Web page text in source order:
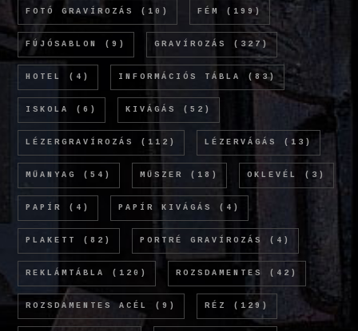
FOTÓ GRAVÍROZÁS (10) FÉM (199)
FÚJÓSABLON (9) GRAVÍROZÁS (327)
HOTEL (4) INFORMÁCIÓS TÁBLA (83)
ISKOLA (6) KIVÁGÁS (52)
LÉZERGRAVÍROZÁS (112) LÉZERVÁGÁS (13)
MŰANYAG (54) MŰSZER (18) OKLEVÉL (3)
PAPÍR (4) PAPÍR KIVÁGÁS (4)
PLAKETT (82) PORTRÉ GRAVÍROZÁS (4)
REKLÁMTÁBLA (120) ROZSDAMENTES (42)
ROZSDAMENTES ACÉL (9) RÉZ (129)